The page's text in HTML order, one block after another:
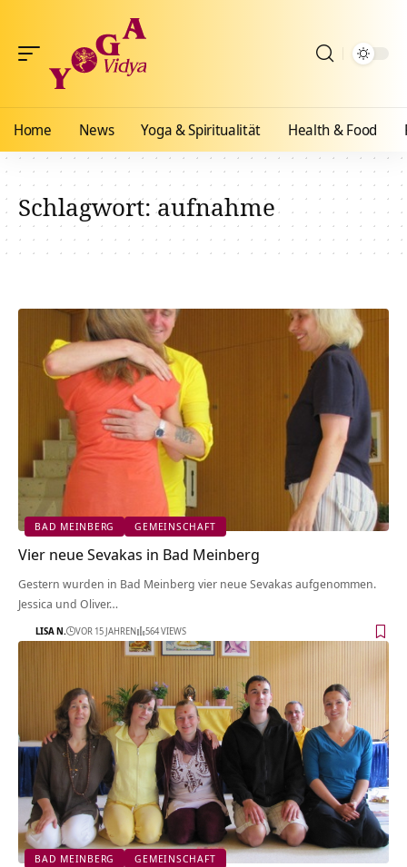
Home News Yoga & Spiritualität Health & Food
Schlagwort:aufnahme
BAD MEINBERG GEMEINSCHAFT
Vier neue Sevakas in Bad Meinberg
Gestern wurden in Bad Meinberg vier neue Sevakas aufgenommen.
Jessica und Oliver…
LISA N. VOR 15 JAHREN 564 VIEWS
BAD MEINBERG GEMEINSCHAFT